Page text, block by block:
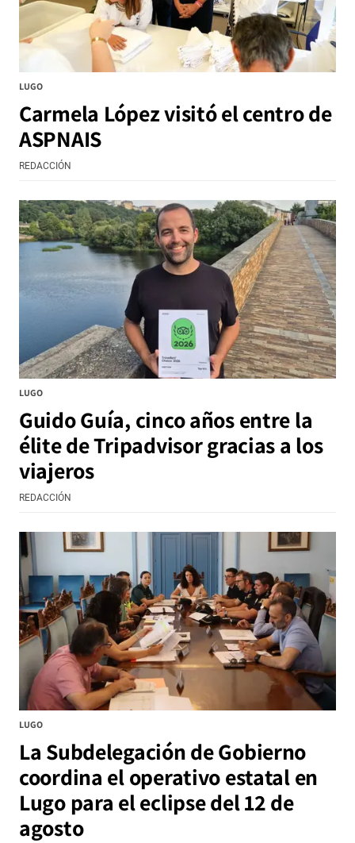
LUGO
Carmela López visitó el centro de
ASPNAIS
REDACCIÓN
LUGO
Guido Guía, cinco años entre la
élite de Tripadvisor gracias a los
viajeros
REDACCIÓN
LUGO
La Subdelegación de Gobierno
coordina el operativo estatal en
Lugo para el eclipse del 12 de
agosto